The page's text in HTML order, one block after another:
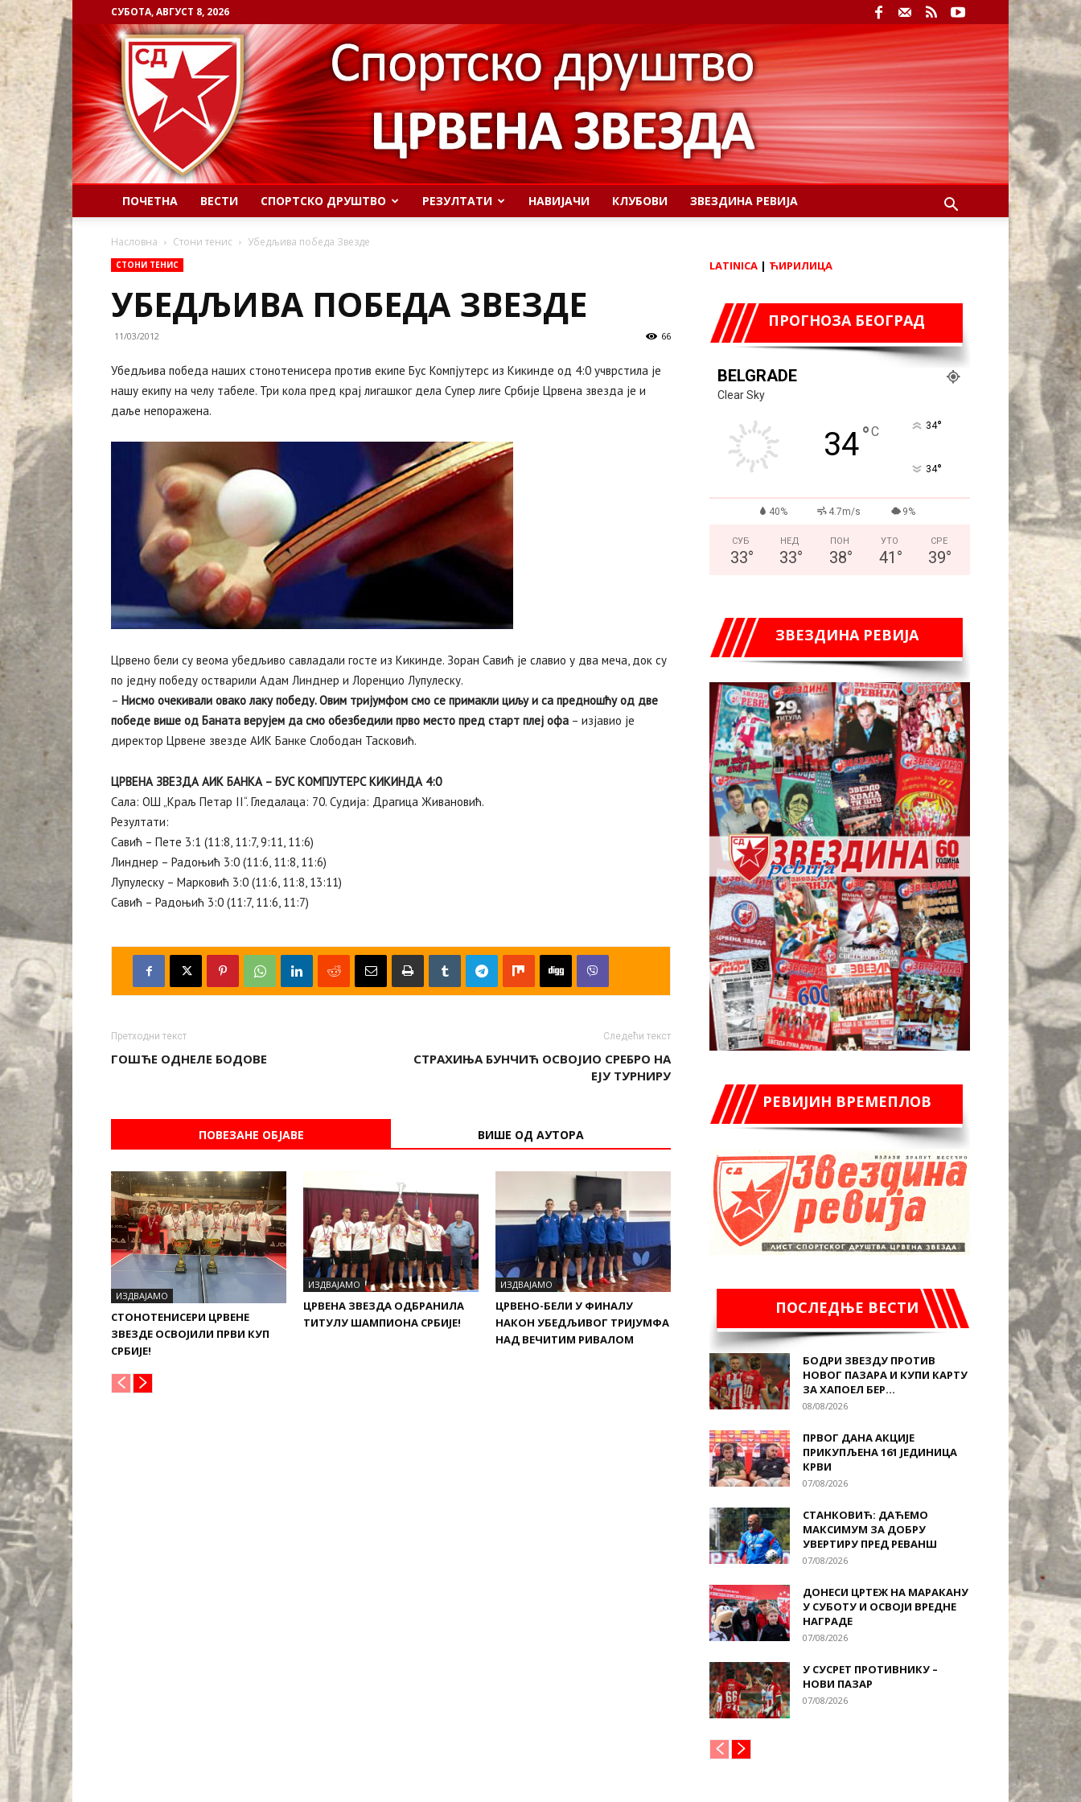
СУБОТА, АВГУСТ 8, 2026
ПОЧЕТНА ВЕСТИ СПОРТСКО ДРУШТВО РЕЗУЛТАТИ НАВИЈАЧИ КЛУБОВИ ЗВЕЗДИНА РЕВИЈА
Насловна Стони тенис Убедљива победа Звезде
СТОНИ ТЕНИС
УБЕДЉИВА ПОБЕДА ЗВЕЗДЕ
11/03/2012 66
Убедљива победа наших стонотенисера против екипе Бус Компјутерс из Кикинде од 4:0 учврстила је
нашу екипу на челу табеле. Три кола пред крај лигашког дела Супер лиге Србије Црвена звезда је и
даље непоражена.
Црвено бели су веома убедљиво савладали госте из Кикинде. Зоран Савић је славио у два меча, док су
по једну победу остварили Адам Линднер и Лоренцио Лупулеску.
– Нисмо очекивали овако лаку победу. Овим тријумфом смо се примакли циљу и са предношћу од две
победе више од Баната верујем да смо обезбедили прво место пред старт плеј офа – изјавио је
директор Црвене звезде АИК Банке Слободан Тасковић.
ЦРВЕНА ЗВЕЗДА АИК БАНКА – БУС КОМПЈУТЕРС КИКИНДА 4:0
Сала: ОШ „Краљ Петар II“. Гледалаца: 70. Судија: Драгица Живановић.
Резултати:
Савић – Пете 3:1 (11:8, 11:7, 9:11, 11:6)
Линднер – Радоњић 3:0 (11:6, 11:8, 11:6)
Лупулеску – Марковић 3:0 (11:6, 11:8, 13:11)
Савић – Радоњић 3:0 (11:7, 11:6, 11:7)
Претходни текст
ГОШЋЕ ОДНЕЛЕ БОДОВЕ
Следећи текст
СТРАХИЊА БУНЧИЋ ОСВОЈИО СРЕБРО НА
ЕЈУ ТУРНИРУ
ПОВЕЗАНЕ ОБЈАВЕ ВИШЕ ОД АУТОРА
ИЗДВАЈАМО
СТОНОТЕНИСЕРИ ЦРВЕНЕ
ЗВЕЗДЕ ОСВОЈИЛИ ПРВИ КУП
СРБИЈЕ!
ИЗДВАЈАМО
ЦРВЕНА ЗВЕЗДА ОДБРАНИЛА
ТИТУЛУ ШАМПИОНА СРБИЈЕ!
ИЗДВАЈАМО
ЦРВЕНО-БЕЛИ У ФИНАЛУ
НАКОН УБЕДЉИВОГ ТРИЈУМФА
НАД ВЕЧИТИМ РИВАЛОМ
LATINICA | ЋИРИЛИЦА
ПРОГНОЗА БЕОГРАД
BELGRADE
Clear Sky
34°C 34°
34°
40% 4.7m/s 9%
СУБ
33°
НЕД
33°
ПОН
38°
УТО
41 °
СРЕ
39°
ЗВЕЗДИНА РЕВИЈА
РЕВИЈИН ВРЕМЕПЛОВ
ПОСЛЕДЊЕ ВЕСТИ
БОДРИ ЗВЕЗДУ ПРОТИВ
НОВОГ ПАЗАРА И КУПИ КАРТУ
ЗА ХАПОЕЛ БЕР...
08/08/2026
ПРВОГ ДАНА АКЦИЈЕ
ПРИКУПЉЕНА 161 ЈЕДИНИЦА
КРВИ
07/08/2026
СТАНКОВИЋ: ДАЋЕМО
МАКСИМУМ ЗА ДОБРУ
УВЕРТИРУ ПРЕД РЕВАНШ
07/08/2026
ДОНЕСИ ЦРТЕЖ НА МАРАКАНУ
У СУБОТУ И ОСВОЈИ ВРЕДНЕ
НАГРАДЕ
07/08/2026
У СУСРЕТ ПРОТИВНИКУ –
НОВИ ПАЗАР
07/08/2026